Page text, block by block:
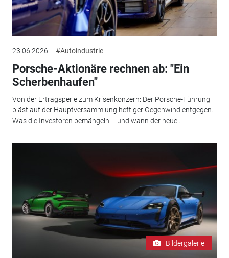
23.06.2026 #Autoindustrie
Porsche-Aktionäre rechnen ab: "Ein
Scherbenhaufen"
Von der Ertragsperle zum Krisenkonzern: Der Porsche-Führung
bläst auf der Hauptversammlung heftiger Gegenwind entgegen.
Was die Investoren bemängeln – und wann der neue...
Bildergalerie